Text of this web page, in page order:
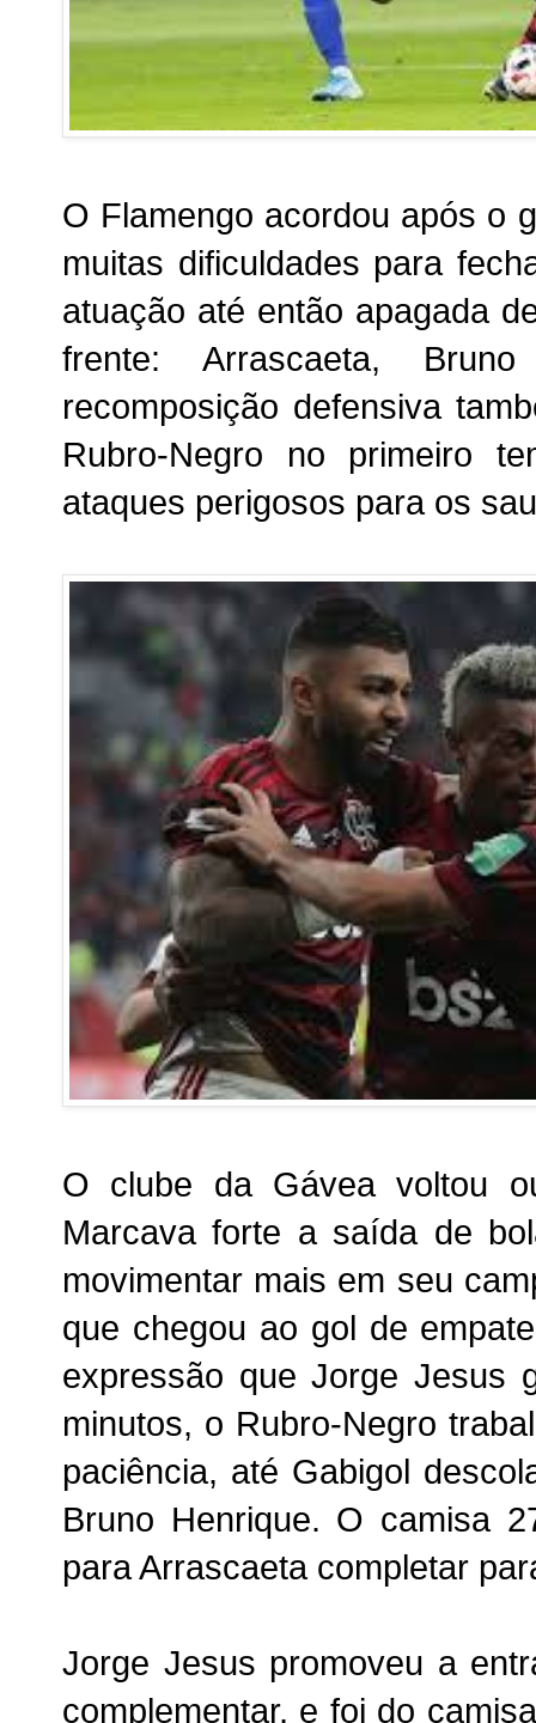
O Flamengo acordou após o
muitas dificuldades para
atuação até então apagada
frente: Arrascaeta,
recomposição defensiva
Rubro-Negro no primeiro
ataques perigosos para os
O clube da Gávea voltou
Marcava forte a saída de
movimentar mais em seu
que chegou ao gol de
expressão que Jorge Jesus
minutos, o Rubro-Negro
paciência, até Gabigol
Bruno Henrique. O camisa
para Arrascaeta completar
Jorge Jesus promoveu a
complementar, e foi do